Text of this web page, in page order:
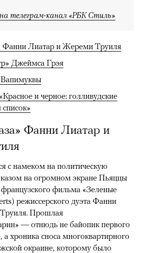
телеграм-канал «РБК Стиль»
Фанни Лиатар и Жереми Труиля
Джеймса Грэя
и черное: голливудские
Фанни Лиатар и
с намеком на политическую
на огромном экране Пьяццы
фильма «Зеленые
режиссерского дуэта Фанни
Прошлая
— отнюдь не байопик первого
а хроника сноса многоквартирного
окраине, которому было